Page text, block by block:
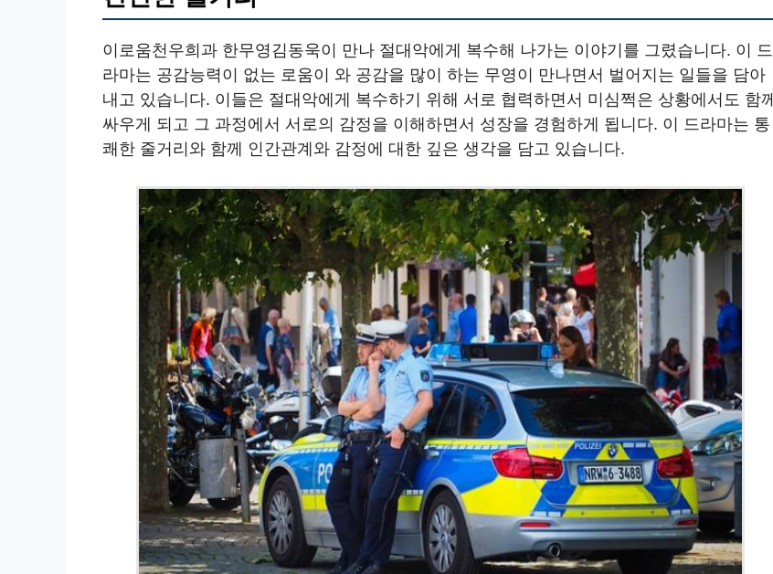
이로움천우희과 한무영김동욱이 만나 절대악에게 복수해 나가는 이야기를 그렸습니다. 이 드
라마는 공감능력이 없는 로움이 와 공감을 많이 하는 무영이 만나면서 벌어지는 일들을 담아
내고 있습니다. 이들은 절대악에게 복수하기 위해 서로 협력하면서 미심쩍은 상황에서도 함께
싸우게 되고 그 과정에서 서로의 감정을 이해하면서 성장을 경험하게 됩니다. 이 드라마는 통
쾌한 줄거리와 함께 인간관계와 감정에 대한 깊은 생각을 담고 있습니다.